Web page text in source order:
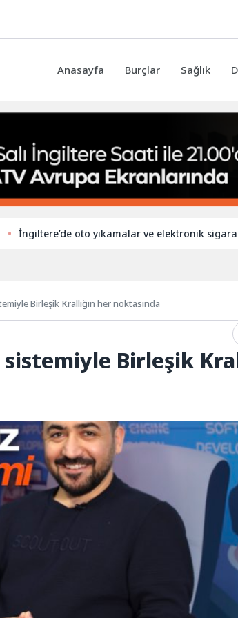
Anasayfa Burçlar Sağlık
oto yıkamalar ve elektronik sigara
Birleşik Krallığın her noktasında
Birleşik